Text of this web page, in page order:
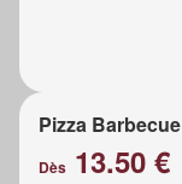
Pizza
Dès 13.50 €